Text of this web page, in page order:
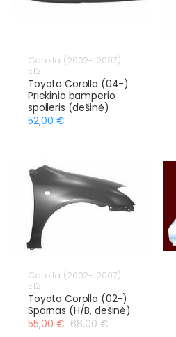
Corolla (2002- 2007)
E12
Toyota Corolla (04-)
Priekinio bamperio
spoileris (dešinė)
52,00 €
Corolla (2002- 2007)
E12
Toyota Corolla (02-)
Sparnas (H/B, dešinė)
55,00 € 68,00 €